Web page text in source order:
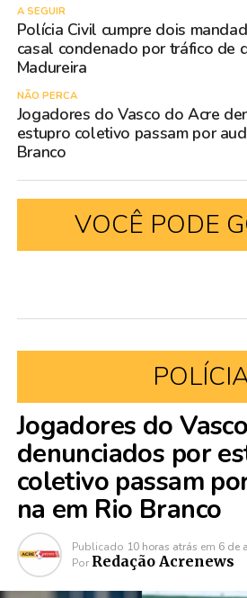
A SEGUIR
Polícia Civil cumpre dois
casal condenado por tráfico de
Madureira
NÃO PERCA
Jogadores do Vasco do Acre
estupro coletivo passam por
Branco
VOCÊ PODE
Jogadores do
denunciados por
coletivo passam
na em Rio Branco
Publicado 10 horas atrás em 6 de
Por Redação Acrenews